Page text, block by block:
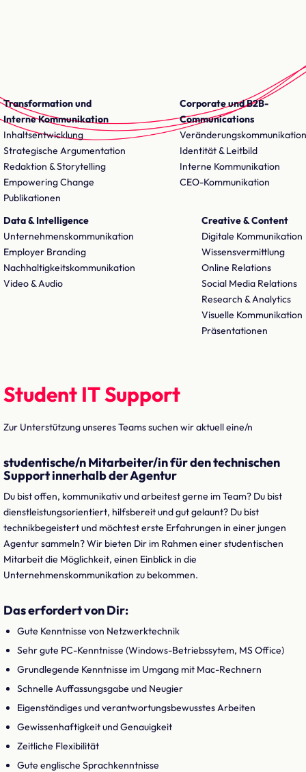
Transformation und
Interne Kommunikation
Inhaltsentwicklung
Strategische Argumentation
Redaktion & Storytelling
Empowering Change
Publikationen
Corporate und B2B-
Communications
Veränderungskommunikation
Identität & Leitbild
Interne Kommunikation
CEO-Kommunikation
Data & Intelligence
Unternehmenskommunikation
Employer Branding
Nachhaltigkeitskommunikation
Video & Audio
Creative & Content
Digitale Kommunikation
Wissensvermittlung
Online Relations
Social Media Relations
Research & Analytics
Visuelle Kommunikation
Präsentationen
Student IT Support
Zur Unterstützung unseres Teams suchen wir aktuell eine/n
studentische/n Mitarbeiter/in für den technischen
Support innerhalb der Agentur
Du bist offen, kommunikativ und arbeitest gerne im Team? Du bist
dienstleistungsorientiert, hilfsbereit und gut gelaunt? Du bist
technikbegeistert und möchtest erste Erfahrungen in einer jungen
Agentur sammeln? Wir bieten Dir im Rahmen einer studentischen
Mitarbeit die Möglichkeit, einen Einblick in die
Unternehmenskommunikation zu bekommen.
Das erfordert von Dir:
Gute Kenntnisse von Netzwerktechnik
Sehr gute PC-Kenntnisse (Windows-Betriebssytem, MS Office)
Grundlegende Kenntnisse im Umgang mit Mac-Rechnern
Schnelle Auffassungsgabe und Neugier
Eigenständiges und verantwortungsbewusstes Arbeiten
Gewissenhaftigkeit und Genauigkeit
Zeitliche Flexibilität
Gute englische Sprachkenntnisse